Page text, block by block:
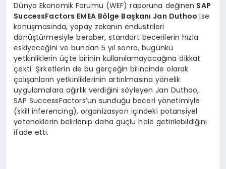
Dünya Ekonomik Forumu (WEF) raporuna değinen SAP
SuccessFactors EMEA Bölge Başkanı Jan Duthooise
konuşmasında, yapay zekanın endüstrileri
dönüştürmesiyle beraber, standart becerilerin hızla
eskiyeceğini ve bundan 5 yıl sonra, bugünkü
yetkinliklerin üçte birinin kullanılamayacağına dikkat
çekti. Şirketlerin de bu gerçeğin bilincinde olarak
çalışanların yetkinliklerinin artırılmasına yönelik
uygulamalara ağırlık verdiğini söyleyen Jan Duthoo,
SAP SuccessFactors’un sunduğu beceri yönetimiyle
(skill inferencing), organizasyon içindeki potansiyel
yeteneklerin belirlenip daha güçlü hale getirilebildiğini
ifade etti.